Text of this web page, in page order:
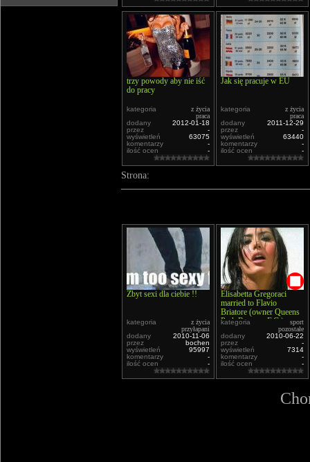
trzy powody aby nie iść
do pracy
kategoria
z życia
praca
dodany
2012-01-18
przez
-
wyświetleń
63075
komentarzy
-
ilość ocen
-
Jak się pracuje w EU
kategoria
z życia
praca
dodany
2011-12-29
przez
-
wyświetleń
63440
komentarzy
-
ilość ocen
-
Strona:
Zbyt sexi dla ciebie !!
kategoria
z życia
przyłapani
dodany
2010-11-06
przez
bochen
wyświetleń
95997
komentarzy
-
ilość ocen
-
Elisabetta Gregoraci
married to Flavio
Briatore (owner Queens
Park Rangers F.C.)
kategoria
sport
pozostałe
dodany
2010-06-22
przez
-
wyświetleń
7314
komentarzy
-
ilość ocen
-